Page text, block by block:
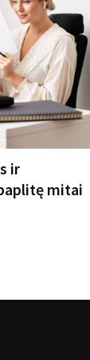
ir
mitai